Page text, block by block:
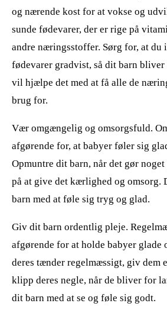
og nærende kost for at vokse og
sunde fødevarer, der er rige på
andre næringsstoffer. Sørg for, at du
fødevarer gradvist, så dit barn
vil hjælpe det med at få alle de
brug for.
Vær omgængelig og omsorgsfuld.
afgørende for, at babyer føler sig
Opmuntre dit barn, når det gør
på at give det kærlighed og
barn med at føle sig tryg og glad.
Giv dit barn ordentlig pleje.
afgørende for at holde babyer glade
deres tænder regelmæssigt, giv dem
klipp deres negle, når de bliver for
dit barn med at se og føle sig godt.